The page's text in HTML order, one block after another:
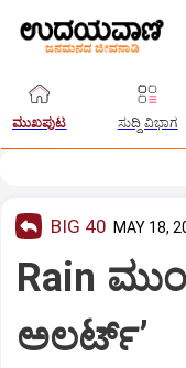
ಮುಖಪುಟ ಸುದ್ದಿ ವಿಭಾಗ
BIG 40 MAY 18,
Rain
ಅಲರ್ಟ್‌’